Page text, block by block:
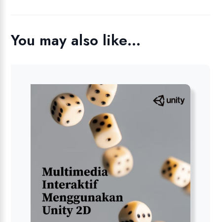
You may also like…